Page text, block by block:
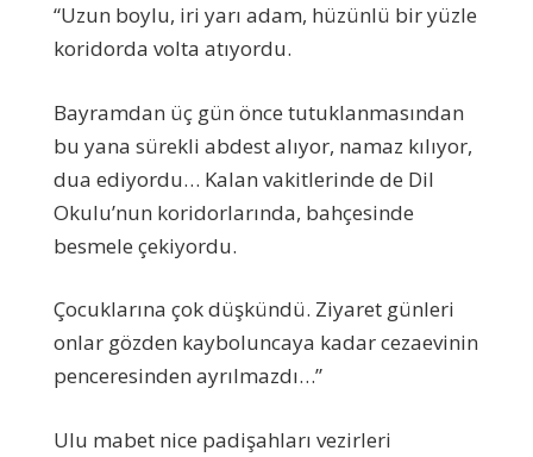
“Uzun boylu, iri yarı adam, hüzünlü bir yüzle
koridorda volta atıyordu.
Bayramdan üç gün önce tutuklanmasından
bu yana sürekli abdest alıyor, namaz kılıyor,
dua ediyordu… Kalan vakitlerinde de Dil
Okulu’nun koridorlarında, bahçesinde
besmele çekiyordu.
Çocuklarına çok düşkündü. Ziyaret günleri
onlar gözden kayboluncaya kadar cezaevinin
penceresinden ayrılmazdı…”
Ulu mabet nice padişahları vezirleri